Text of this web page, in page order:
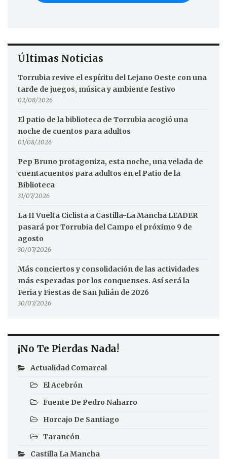
Últimas Noticias
Torrubia revive el espíritu del Lejano Oeste con una
tarde de juegos, música y ambiente festivo
02/08/2026
El patio de la biblioteca de Torrubia acogió una
noche de cuentos para adultos
01/08/2026
Pep Bruno protagoniza, esta noche, una velada de
cuentacuentos para adultos en el Patio de la
Biblioteca
31/07/2026
La II Vuelta Ciclista a Castilla-La Mancha LEADER
pasará por Torrubia del Campo el próximo 9 de
agosto
30/07/2026
Más conciertos y consolidación de las actividades
más esperadas por los conquenses. Así será la
Feria y Fiestas de San Julián de 2026
30/07/2026
¡No Te Pierdas Nada!
Actualidad Comarcal
El Acebrón
Fuente De Pedro Naharro
Horcajo De Santiago
Tarancón
Castilla La Mancha